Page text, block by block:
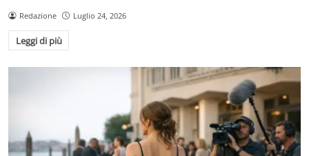
Redazione Luglio 24, 2026
Leggi di più